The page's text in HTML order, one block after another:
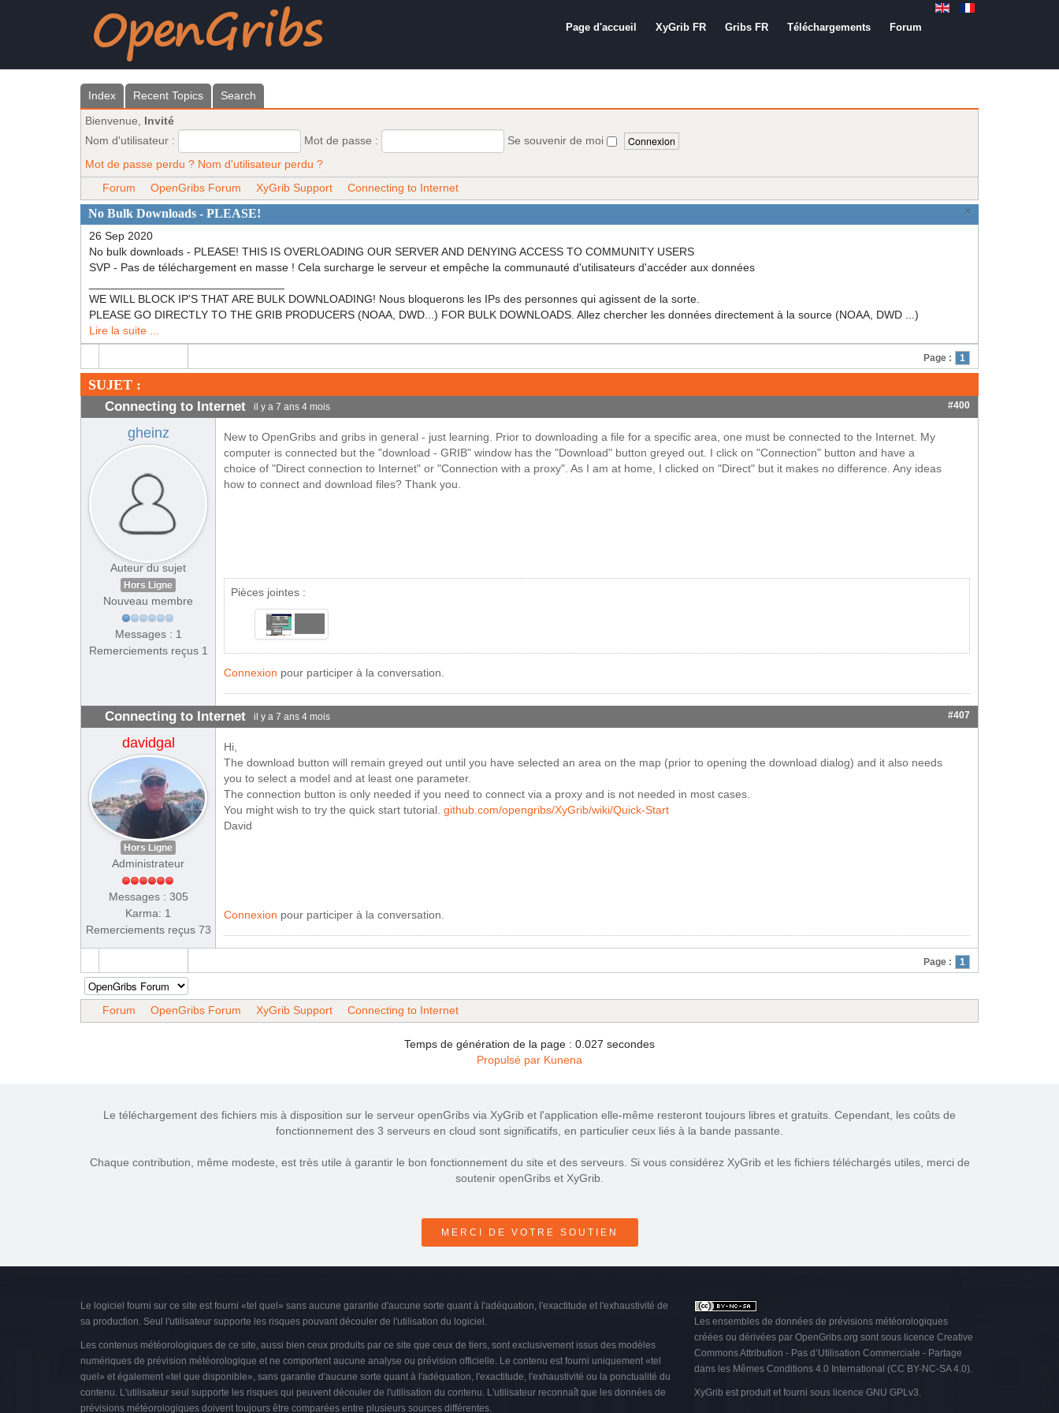
Page d'accueil XyGrib FR Gribs FR Téléchargements Forum
Index Recent Topics Search
Bienvenue,
Invité
Nom d'utilisateur :
Mot de passe : Se souvenir de moi
Mot de passe perdu ? Nom d'utilisateur perdu ?
Forum
OpenGribs Forum XyGrib Support
Connecting to Internet
×
No Bulk Downloads - PLEASE!
26 Sep 2020
No bulk downloads - PLEASE! THIS IS OVERLOADING OUR SERVER AND DENYING ACCESS TO COMMUNITY USERS
SVP - Pas de téléchargement en masse ! Cela surcharge le serveur et empêche la communauté d'utilisateurs d'accéder aux données
WE WILL BLOCK IP'S THAT ARE BULK DOWNLOADING! Nous bloquerons les IPs des personnes qui agissent de la sorte.
PLEASE GO DIRECTLY TO THE GRIB PRODUCERS (NOAA, DWD...) FOR BULK DOWNLOADS. Allez chercher les données directement à la source (NOAA, DWD ...)
Lire la suite ...
Page : 1
SUJET :
Connecting to Internet il y a 7 ans 4 mois #400
gheinz
Auteur du sujet
Hors Ligne
Nouveau membre
Messages : 1
Remerciements reçus 1
New to OpenGribs and gribs in general - just learning. Prior to downloading a file for a specific area, one must be connected to the Internet. My
computer is connected but the "download - GRIB" window has the "Download" button greyed out. I click on "Connection" button and have a
choice of "Direct connection to Internet" or "Connection with a proxy". As I am at home, I clicked on "Direct" but it makes no difference. Any ideas
how to connect and download files? Thank you.
Pièces jointes :
Connexion pour participer à la conversation.
Connecting to Internet il y a 7 ans 4 mois #407
davidgal
Hors Ligne
Administrateur
Messages : 305
Karma: 1
Remerciements reçus 73
Hi,
The download button will remain greyed out until you have selected an area on the map (prior to opening the download dialog) and it also needs
you to select a model and at least one parameter.
The connection button is only needed if you need to connect via a proxy and is not needed in most cases.
You might wish to try the quick start tutorial. github.com/opengribs/XyGrib/wiki/Quick-Start
David
Connexion pour participer à la conversation.
Page : 1
Forum OpenGribs Forum XyGrib Support Connecting to Internet
Temps de génération de la page : 0.027 secondes
Propulsé par Kunena
Le téléchargement des fichiers mis à disposition sur le serveur openGribs via XyGrib et l'application elle-même resteront toujours libres et gratuits. Cependant, les coûts de
fonctionnement des 3 serveurs en cloud sont significatifs, en particulier ceux liés à la bande passante.
Chaque contribution, même modeste, est très utile à garantir le bon fonctionnement du site et des serveurs. Si vous considérez XyGrib et les fichiers téléchargés utiles, merci de
soutenir openGribs et XyGrib.
MERCI DE VOTRE SOUTIEN
Le logiciel fourni sur ce site est fourni «tel quel» sans aucune garantie d'aucune sorte quant à l'adéquation, l'exactitude et l'exhaustivité de
sa production. Seul l'utilisateur supporte les risques pouvant découler de l'utilisation du logiciel.
Les contenus météorologiques de ce site, aussi bien ceux produits par ce site que ceux de tiers, sont exclusivement issus des modèles
numériques de prévision météorologique et ne comportent aucune analyse ou prévision officielle. Le contenu est fourni uniquement «tel
quel» et également «tel que disponible», sans garantie d'aucune sorte quant à l'adéquation, l'exactitude, l'exhaustivité ou la ponctualité du
contenu. L'utilisateur seul supporte les risques qui peuvent découler de l'utilisation du contenu. L'utilisateur reconnaît que les données de
prévisions météorologiques doivent toujours être comparées entre plusieurs sources différentes.
Les ensembles de données de prévisions météorologiques
créées ou dérivées par OpenGribs.org sont sous licence Creative
Commons Attribution - Pas d’Utilisation Commerciale - Partage
dans les Mêmes Conditions 4.0 International (CC BY-NC-SA 4.0).
XyGrib est produit et fourni sous licenceGNU GPLv3.